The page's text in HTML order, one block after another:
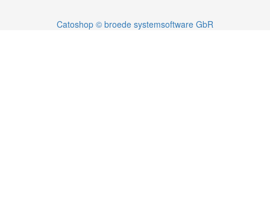
Catoshop © broede systemsoftware GbR